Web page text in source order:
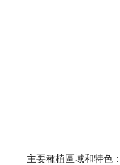
主要種植區域和特色：